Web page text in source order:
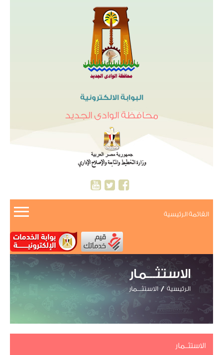
البوابة الالكترونية
محافظة الوادى الجديد
القائمة الرئيسية
الاستثـــمار
الرئيسية الاستثـــمار
الاستثــمار